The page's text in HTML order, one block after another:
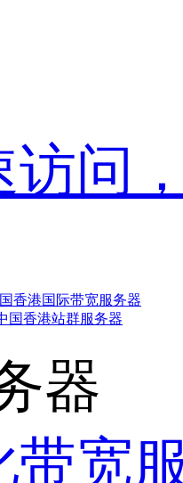
访问
香港国际带宽服务器
国香港站群服务器
器
带宽